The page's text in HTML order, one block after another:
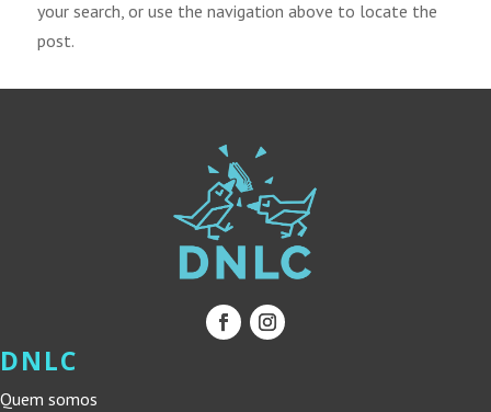
your search, or use the navigation above to locate the
post.
DNLC
Quem somos